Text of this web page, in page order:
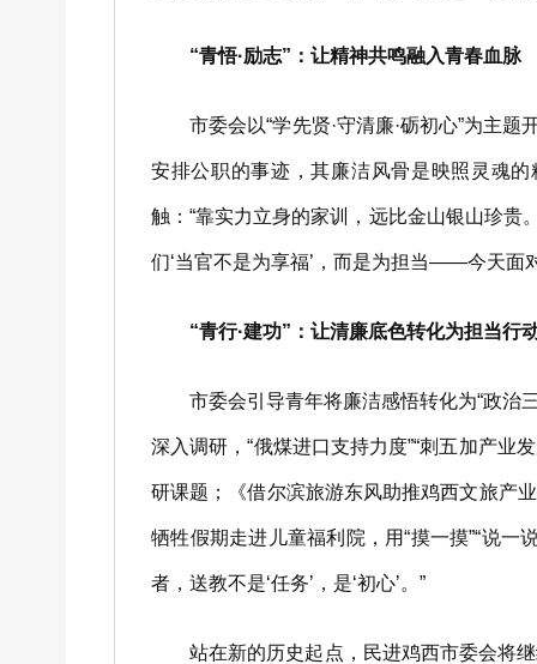
“青悟·励志”：让精神共鸣融入青春血脉
市委会以“学先贤·守清廉·砺初心”为主题开
安排公职的事迹，其廉洁风骨是映照灵魂的
触：“靠实力立身的家训，远比金山银山珍贵
们‘当官不是为享福’，而是为担当——今天面
“青行·建功”：让清廉底色转化为担当行
市委会引导青年将廉洁感悟转化为“政治三
深入调研，“俄煤进口支持力度”“刺五加产业
研课题；《借尔滨旅游东风助推鸡西文旅产
牺牲假期走进儿童福利院，用“摸一摸”“说一
者，送教不是‘任务’，是‘初心’。”
站在新的历史起点，民进鸡西市委会将继